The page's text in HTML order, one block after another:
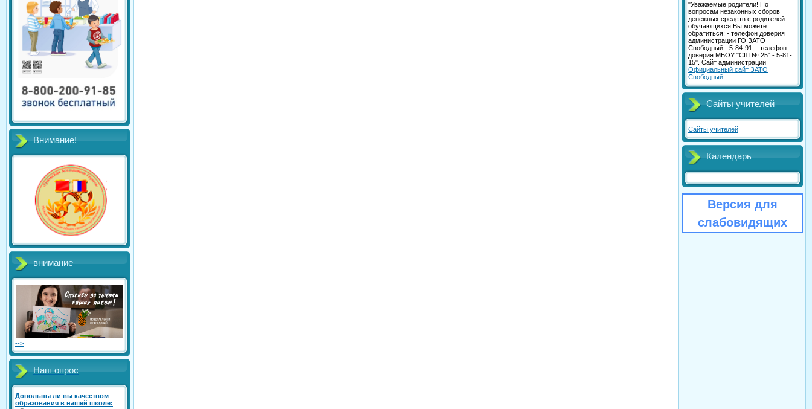
Внимание!
внимание
-->
Наш опрос
Довольны ли вы качеством
образования в нашей школе:
"Уважаемые родители! По
вопросам незаконных сборов
денежных средств с родителей
обучающихся Вы можете
обратиться: - телефон доверия
администрации ГО ЗАТО
Свободный - 5-84-91; - телефон
доверия МБОУ "СШ № 25" - 5-81-
15". Сайт администрации
Официальный сайт ЗАТО
Свободный
Сайты учителей
Сайты учителей
Календарь
Версия для
слабовидящих